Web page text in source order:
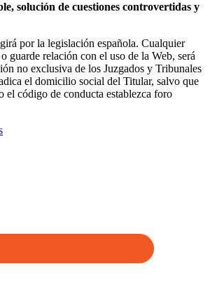
solución de cuestiones controvertidas y
por la legislación española. Cualquier
guarde relación con el uso de la Web, será
no exclusiva de los Juzgados y Tribunales
el domicilio social del Titular, salvo que
el código de conducta establezca foro